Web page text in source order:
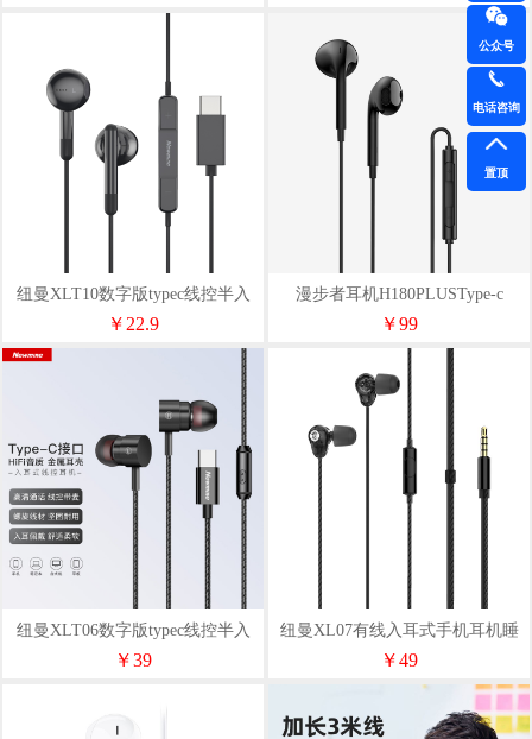
纽曼XLT10数字版typec线控半入
耳式耳机多色
￥22.9
漫步者耳机H180PLUSType-c
￥99
纽曼XLT06数字版typec线控半入
耳式耳机多色
￥39
纽曼XL07有线入耳式手机耳机睡
眠耳机
￥49
公众号
电话咨询
置顶